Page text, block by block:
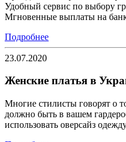
Удобный сервис по выбору
Мгновенные выплаты на
Подробнее
23.07.2020
Женские платья в
Многие стилисты говорят о
должно быть в вашем
использовать оверсайз